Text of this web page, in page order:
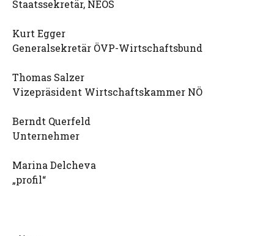
Staatssekretär, NEOS
Kurt Egger
Generalsekretär ÖVP-Wirtschaftsbund
Thomas Salzer
Vizepräsident Wirtschaftskammer NÖ
Berndt Querfeld
Unternehmer
Marina Delcheva
„profil“